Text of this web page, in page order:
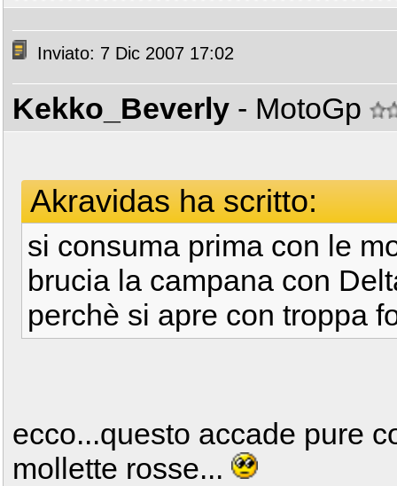
Inviato: 7 Dic 2007 17:02
Kekko_Beverly - MotoGp
Akravidas ha scritto:
si consuma prima con le
brucia la campana con
perchè si apre con troppa
ecco...questo accade pure
mollette rosse...